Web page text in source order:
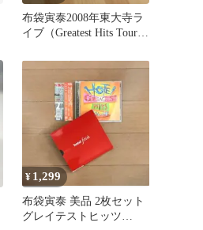
布袋寅泰2008年東大寺ラ
イブ（Greatest Hits Tour
¥ 1,299
布袋寅泰 美品 2枚セット
グレイテストヒッツ